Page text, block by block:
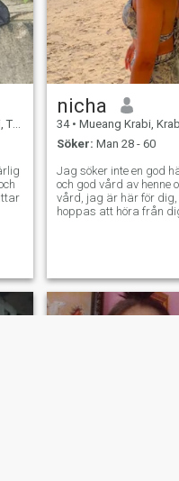
nicha
34 • Mueang Krabi, Krabi,
Söker: Man 28 - 60
Jag söker inte en god
och god vård av henne
vård, jag är här för
hoppas att höra från